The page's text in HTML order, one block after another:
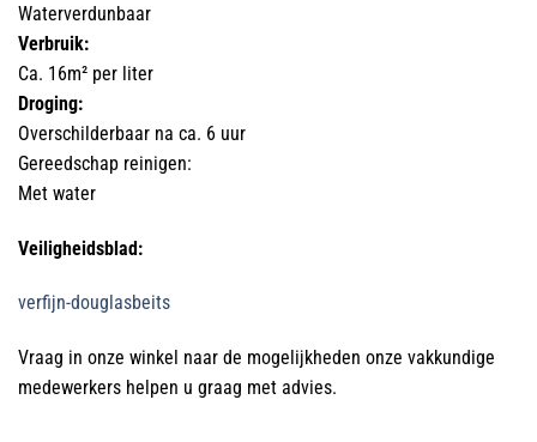
Waterverdunbaar
Verbruik:
Ca. 16m² per liter
Droging:
Overschilderbaar na ca. 6 uur
Gereedschap reinigen:
Met water
Veiligheidsblad:
verfijn-douglasbeits
Vraag in onze winkel naar de mogelijkheden onze vakkundige
medewerkers helpen u graag met advies.